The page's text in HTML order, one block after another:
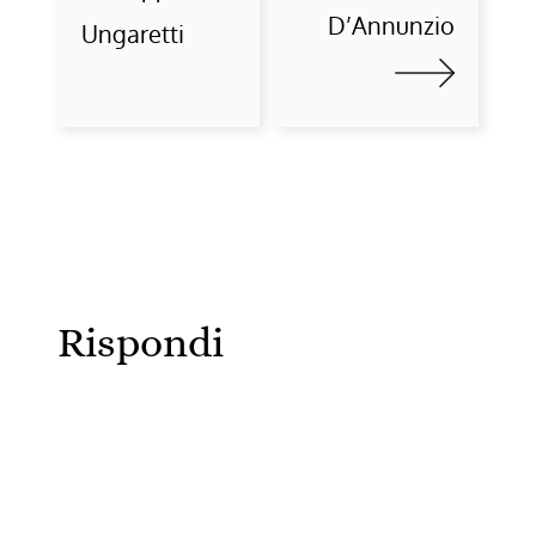
Ungaretti
D’Annunzio
Rispondi